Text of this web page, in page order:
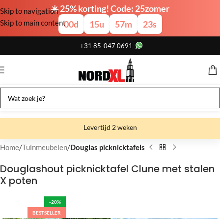
☀️ 25% korting! Code: 25zomer
00d 15u 57m 22s
Skip to navigation
Skip to main content
+31 85-047 0691
Levertijd 2 weken
Gratis verzending
Gratis afhalen
Home Tuinmeubelen Douglas picknicktafels
Douglashout picknicktafel Clune met stalen
X poten
-20%
BESTSELLER